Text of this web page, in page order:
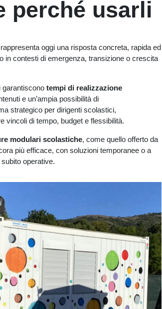
perché usarli
rappresenta oggi una risposta concreta, rapida ed
in contesti di emergenza, transizione o crescita
garantiscono tempi di realizzazione
e un’ampia possibilità di
strategico per dirigenti scolastici,
vincoli di tempo, budget e flessibilità.
modulari scolastiche, come quello offerto da
più efficace, con soluzioni temporanee o a
operative.